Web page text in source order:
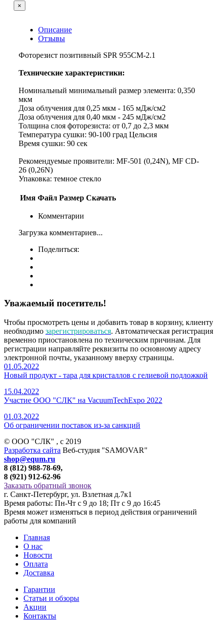
×
Описание
Отзывы
Фоторезист позитивный SPR 955CM-2.1
Технические характеристики:
Номинальный минимальный размер элемента: 0,350
мкм
Доза облучения для 0,25 мкм - 165 мДж/см2
Доза облучения для 0,40 мкм - 245 мДж/см2
Толщина слоя фоторезиста: от 0,7 до 2,3 мкм
Температура сушки: 90-100 град Цельсия
Время сушки: 90 сек
Рекомендуемые проявители: MF-501 (0,24N), MF CD-
26 (0,26N)
Упаковка: темное стекло
Имя Файл Размер Скачать
Комментарии
Загрузка комментариев...
Поделиться:
Уважаемый посетитель!
Чтобы просмотреть цены и добавить товар в корзину, клиенту
необходимо зарегистрироваться. Автоматическая регистрация
временно приостановлена по техническим причинам. Для
регистрации направляйте реквизиты по основному адресу
электронной почты, указанному вверху страницы.
01.05.2022
Новый продукт - тара для кристаллов с гелиевой подложкой
15.04.2022
Участие ООО "СЛК" на VacuumTechExpo 2022
01.03.2022
Об ограничении поставок из-за санкций
© ООО "СЛК" , c 2019
Разработка сайта Веб-студия "SAMOVAR"
shop@equm.ru
8 (812) 988-78-69,
8 (921) 912-62-96
Заказать обратный звонок
г. Санкт-Петербург, ул. Взлетная д.7к1
Время работы: Пн-Чт с 9 до 18; Пт с 9 до 16:45
Время может изменяться в период действия ограничений
работы для компаний
Главная
О нас
Новости
Оплата
Доставка
Гарантии
Статьи и обзоры
Акции
Контакты